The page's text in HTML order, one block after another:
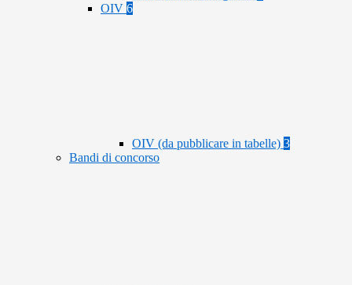
OIV 6
OIV (da pubblicare in tabelle) 3
Bandi di concorso